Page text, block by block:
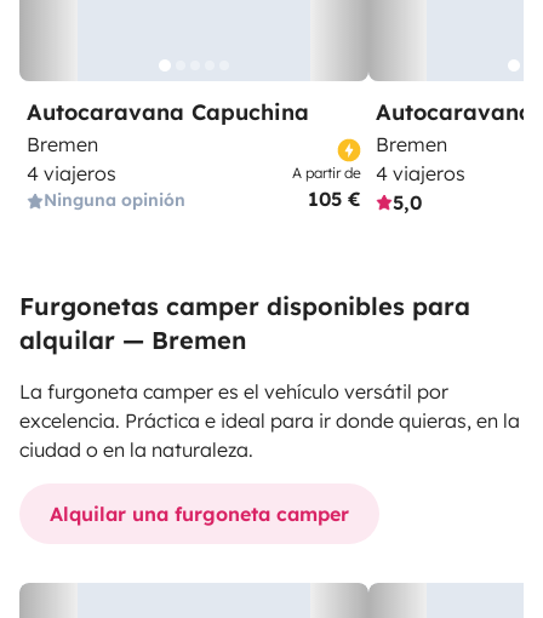
Autocaravana Capuchina
Bremen
4 viajeros
Ninguna opinión
A partir de
105 €
Autocaravana
Bremen
4 viajeros
5,0
Furgonetas camper disponibles para
alquilar — Bremen
La furgoneta camper es el vehículo versátil por
excelencia. Práctica e ideal para ir donde quieras, en la
ciudad o en la naturaleza.
Alquilar una furgoneta camper